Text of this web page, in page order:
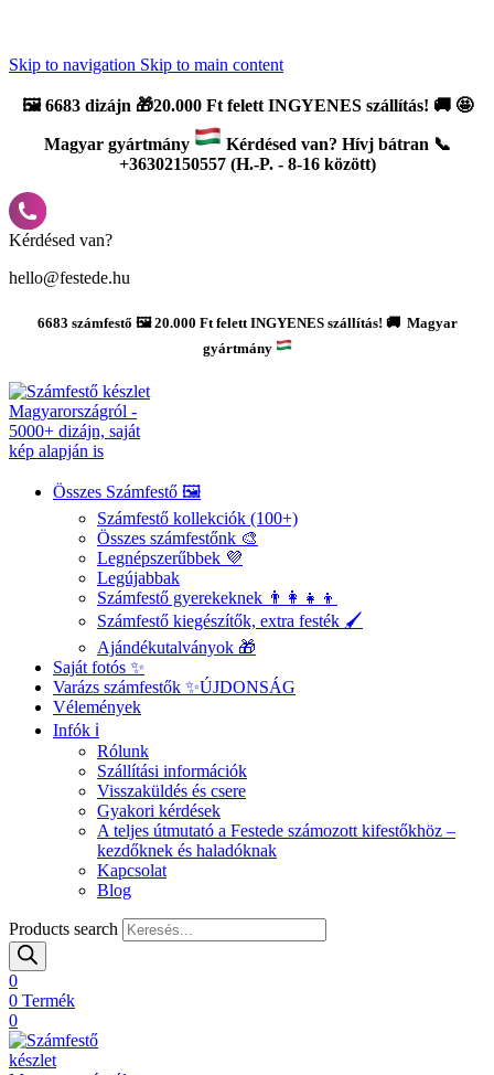
Skip to navigation Skip to main content
🖼️6683 dizájn 🎁20.000 Ft felett INGYENES szállítás! 🚚 🤩
Magyar gyártmány
Kérdésed van? Hívj bátran 📞
+36302150557 (H.-P. - 8-16 között)
Kérdésed van?
hello@festede.hu
6683 számfestő 🖼️ 20.000 Ft felett INGYENES szállítás! 🚚 Magyar
gyártmány
Összes Számfestő 🖼️
Számfestő kollekciók (100+)
Összes számfestőnk 🎨
Legnépszerűbbek 💜
Legújabbak
Számfestő gyerekeknek 👨‍👩‍👧‍👦
Számfestő kiegészítők, extra festék 🖌️
Ajándékutalványok 🎁
Saját fotós ✨
Varázs számfestők ✨ÚJDONSÁG
Vélemények
Infók ℹ️
Rólunk
Szállítási információk
Visszaküldés és csere
Gyakori kérdések
A teljes útmutató a Festede számozott kifestőkhöz –
kezdőknek és haladóknak
Kapcsolat
Blog
Products search
0
0 Termék
0